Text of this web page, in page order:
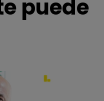
puede